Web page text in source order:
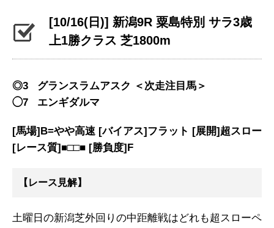
[10/16(日)] 新潟9R 粟島特別 サラ3歳
上1勝クラス 芝1800m
◎3 グランスラムアスク ＜次走注目馬＞
◯7 エンギダルマ
[馬場]B=やや高速 [バイアス]フラット [展開]超スロー
[レース質]■□□■ [勝負度]F
【レース見解】
土曜日の新潟芝外回りの中距離戦はどれも超スローペ